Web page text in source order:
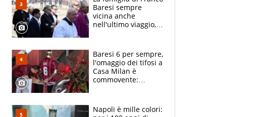
Baresi sempre
vicina anche
nell'ultimo viaggio,
circondati
dall'affetto dei tifosi
Baresi 6 per sempre,
l'omaggio dei tifosi a
Casa Milan è
commovente:
bigliettini
Napoli è mille colori: